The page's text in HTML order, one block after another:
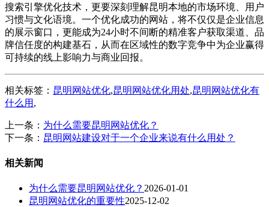
搜索引擎优化技术，更要深刻理解昆明本地的市场环境、用户
习惯与文化语境。一个优化成功的网站，将不仅仅是企业信息
的展示窗口，更能成为24小时不间断的精准客户获取渠道、品
牌信任度的构建基石，从而在区域性的数字竞争中为企业赢得
可持续的线上影响力与商业回报。
相关标签： 昆明网站优化,昆明网站优化用处,昆明网站优化有
什么用 ,
上一条： 为什么需要昆明网站优化？
下一条： 昆明网站建设对于一个企业来说有什么用处？
相关新闻
为什么需要昆明网站优化？ 2026-01-01
昆明网站优化的重要性2025-12-02